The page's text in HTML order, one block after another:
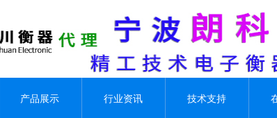
产品展示 行业资讯 技术支持